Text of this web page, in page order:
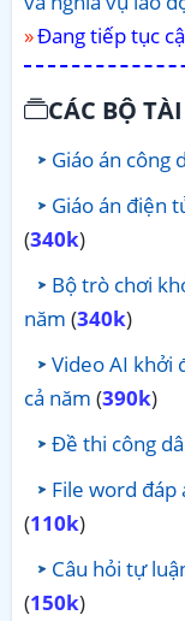
Đang tiếp tục
CÁC BỘ
Giáo án công
Giáo án điện
(340k)
Bộ trò chơi
năm (340k)
Video AI khởi
cả năm (390k)
Đề thi công
File word đáp
(110k)
Câu hỏi tự
(150k)